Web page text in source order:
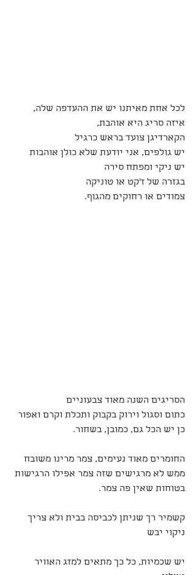
לכל אחת מאיתנו יש את ההעדפה שלה,
איזה סריג היא אוהבת,
הקארדיגן צועד בראש כרגיל
יש גולפים, אני יודעת שלא כולן אוהבות
יש ניקי ומפתח סירה
בגזרה של ז׳קט או טוניקה
צמודים או רחוקים מהגוף.
הסריגים השנה מאוד צבעוניים
כתום וסגול וירוק בקבוק ותכלת וקרם ואפור
כן יש הכל גם, כמובן, בשחור.
החומרים מאוד נעימים, צמר מרינו משובח
ממש לא מרגישים שזה צמר אפילו הרגישות
בטוחות שאין פה צמר.
קשמיר רך שניתן לכביסה בבית ולא צריך
ניקוי יבש
יש שכמיות, כל כך מתאים למזג האוויר